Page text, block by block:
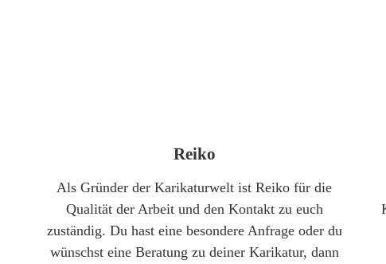
Reiko
Als Gründer der Karikaturwelt ist Reiko für die
Qualität der Arbeit und den Kontakt zu euch
zuständig. Du hast eine besondere Anfrage oder du
wünschst eine Beratung zu deiner Karikatur, dann